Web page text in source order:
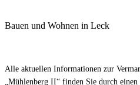
Bauen und Wohnen in Leck
Alle aktuellen Informationen zur
„Mühlenberg II“ finden Sie durch